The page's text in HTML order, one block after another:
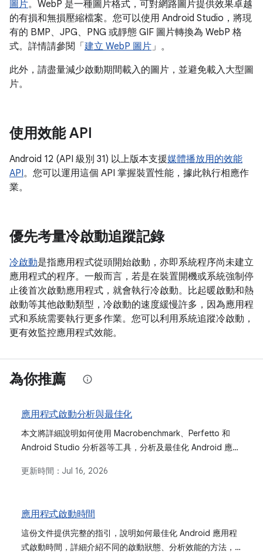
圖片。WebP 是一種圖片格式，可對網路圖片提供效果卓越
的有損和無損壓縮檔案。您可以使用 Android Studio，將現
有的 BMP、JPG、PNG 或靜態 GIF 圖片轉換為 WebP 格
式。詳情請參閱「 建立 WebP 圖片」。
此外，請盡量減少啟動期間載入的圖片，並避免載入大型圖
片。
使用效能 API
Android 12 (API 級別 31) 以上版本支援媒體播放用的效能
API。您可以運用這個 API 掌握裝置性能，據此執行相應作
業。
優先考量冷啟動追蹤記錄
冷啟動是指應用程式從頭開始啟動，亦即系統程序尚未建立
應用程式的程序。一般而言，若是在裝置開機或系統強制停
止後首次啟動應用程式，就會執行冷啟動。比起暖啟動和熱
啟動等其他啟動類型，冷啟動的速度緩慢許多，因為應用程
式和系統需要執行更多作業。您可以利用系統追蹤冷啟動，
更有效監控應用程式效能。
為你推薦
應用程式啟動分析與最佳化
本文將詳細說明如何使用 Macrobenchmark、Perfetto 和
Android Studio 分析器等工具，分析及最佳化 Android 應用
等重要指標，以及實作可縮短啟動時間的策略。
更新時間： Jul 16, 2026
應用程式啟動時間
這份文件提供完整的指引，說明如何最佳化 Android 應用程
式啟動時間，詳細介紹不同的啟動狀態、分析效能的方法，